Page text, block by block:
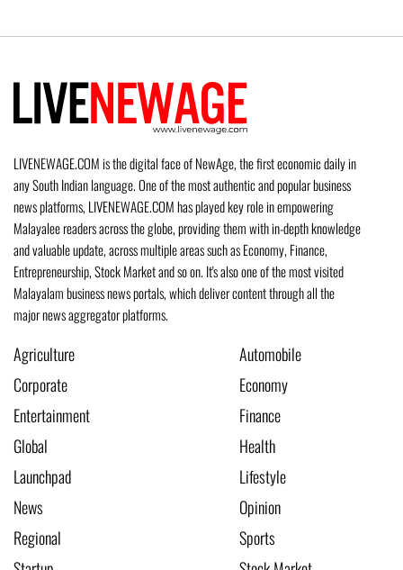
LIVENEWAGE.COM is the digital face of NewAge, the first economic daily in
any South Indian language. One of the most authentic and popular business
news platforms, LIVENEWAGE.COM has played key role in empowering
Malayalee readers across the globe, providing them with in-depth knowledge
and valuable update, across multiple areas such as Economy, Finance,
Entrepreneurship, Stock Market and so on. It's also one of the most visited
Malayalam business news portals, which deliver content through all the
major news aggregator platforms.
Agriculture
Automobile
Corporate
Economy
Entertainment
Finance
Global
Health
Launchpad
Lifestyle
News
Opinion
Regional
Sports